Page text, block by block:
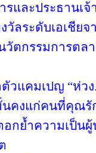
รและประธานเ
ระดับเอเชียจา
ตกรรมการตล
วแคมเปญ “ห่ว
นคงแก่คนที่คุณรั
อกย้ำความเป็น